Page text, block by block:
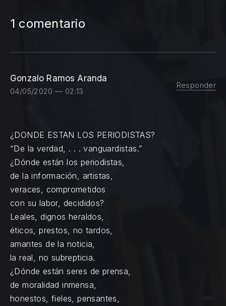
1 comentario
Gonzalo Ramos Aranda
04/05/2020 — 02:13
Responder
¿DONDE ESTAN LOS PERIODISTAS?
“De la verdad, . . . vanguardistas.”
¿Dónde están los periodistas,
de la información, artistas,
veraces, comprometidos
con su labor, decididos?
Leales, dignos heraldos,
éticos, prestos, no tardos,
amantes de la noticia,
la real, no subrepticia.
¿Dónde están seres de prensa,
de moralidad inmensa,
honestos, fieles, pensantes,